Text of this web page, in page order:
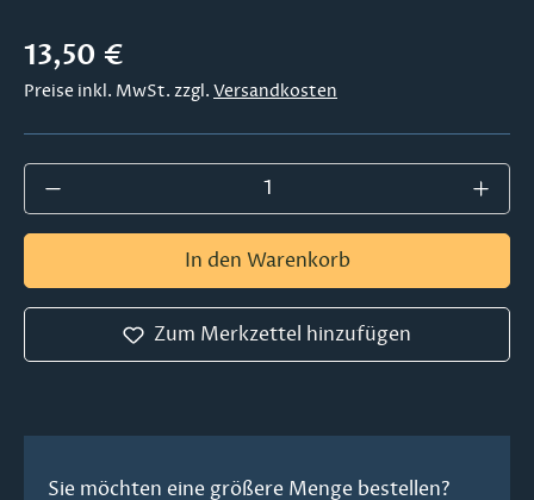
Regulärer Preis:
13,50 €
Preise inkl. MwSt. zzgl. Versandkosten
Produkt Anzahl: Gib den gewünschten
In den Warenkorb
Zum Merkzettel hinzufügen
Sie möchten eine größere Menge bestellen?